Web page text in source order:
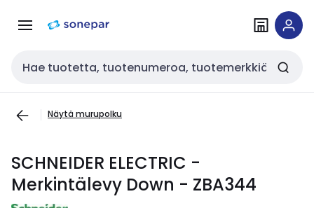
navigointiinsisältöön
Haku
Näytä murupolku
SCHNEIDER ELECTRIC -
Merkintälevy Down - ZBA344